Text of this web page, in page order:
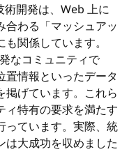
開発は、Web 上に
合わる「マッシュアッ
関係しています。
なコミュニティで
置情報といったデータ
掲げています。これら
ィ特有の要求を満たす
っています。実際、統
は大成功を収めました